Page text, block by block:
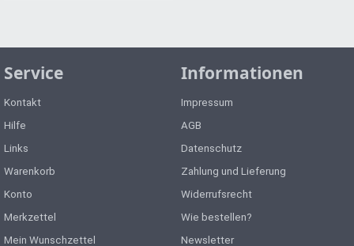
Service
Kontakt
Hilfe
Links
Warenkorb
Konto
Merkzettel
Mein Wunschzettel
Informationen
Impressum
AGB
Datenschutz
Zahlung und Lieferung
Widerrufsrecht
Wie bestellen?
Newsletter